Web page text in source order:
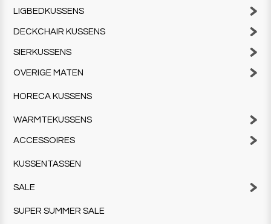
LIGBEDKUSSENS
DECKCHAIR KUSSENS
SIERKUSSENS
OVERIGE MATEN
HORECA KUSSENS
WARMTEKUSSENS
ACCESSOIRES
KUSSENTASSEN
SALE
SUPER SUMMER SALE